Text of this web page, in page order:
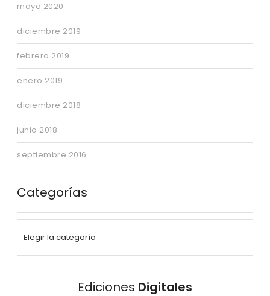
mayo 2020
diciembre 2019
febrero 2019
enero 2019
diciembre 2018
junio 2018
septiembre 2016
Categorías
Ediciones Digitales